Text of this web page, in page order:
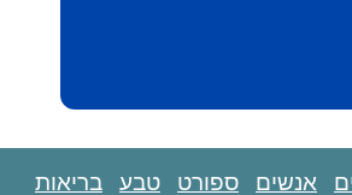
אנשים ספורט טבע בריאות